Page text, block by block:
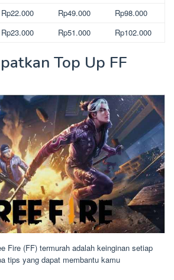
Rp22.000 Rp49.000
Rp98.000
Rp23.000 Rp51.000 Rp102.000
Top Up FF
Fire (FF) termurah adalah keinginan setiap
tips yang dapat membantu kamu